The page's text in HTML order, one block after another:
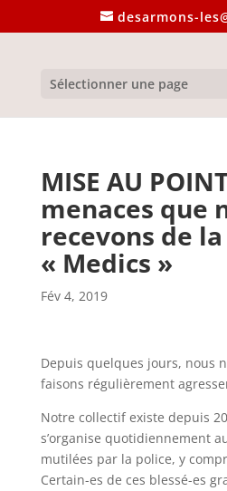
desarmons-
Sélectionner une page
MISE AU
menaces que
recevons de
« Medics »
Fév 4, 2019
Depuis quelques jours, nous
faisons régulièrement
Notre collectif existe depuis
s’organise quotidiennement
mutilées par la police, y
Certain-es de ces blessé-es